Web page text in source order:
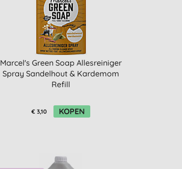
Marcel's Green Soap Allesreiniger
Spray Sandelhout & Kardemom
Refill
€ 3,10 KOPEN